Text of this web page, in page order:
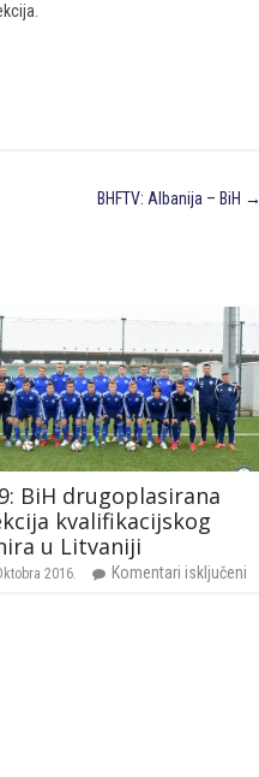
BHFTV: Albanija – BiH →
BiH drugoplasirana
kvalifikacijskog
u Litvaniji
2016. Komentari isključeni